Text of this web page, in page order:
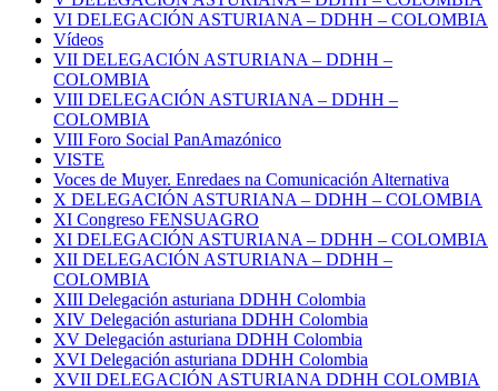
VI DELEGACIÓN ASTURIANA – DDHH – COLOMBIA
Vídeos
VII DELEGACIÓN ASTURIANA – DDHH –
COLOMBIA
VIII DELEGACIÓN ASTURIANA – DDHH –
COLOMBIA
VIII Foro Social PanAmazónico
VISTE
Voces de Muyer. Enredaes na Comunicación Alternativa
X DELEGACIÓN ASTURIANA – DDHH – COLOMBIA
XI Congreso FENSUAGRO
XI DELEGACIÓN ASTURIANA – DDHH – COLOMBIA
XII DELEGACIÓN ASTURIANA – DDHH –
COLOMBIA
XIII Delegación asturiana DDHH Colombia
XIV Delegación asturiana DDHH Colombia
XV Delegación asturiana DDHH Colombia
XVI Delegación asturiana DDHH Colombia
XVII DELEGACIÓN ASTURIANA DDHH COLOMBIA